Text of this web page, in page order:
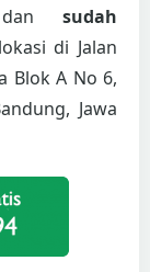
sudah
di Jalan
Blok A No 6,
Jawa